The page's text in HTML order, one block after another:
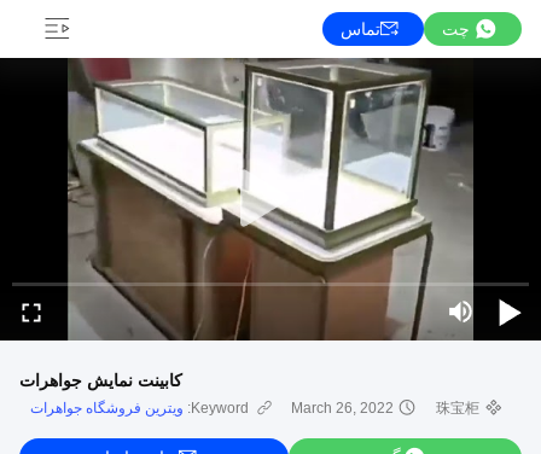
چت تماس
کابینت نمایش جواهرات
珠宝柜
March 26, 2022
Keyword: ویترین فروشگاه جواهرات